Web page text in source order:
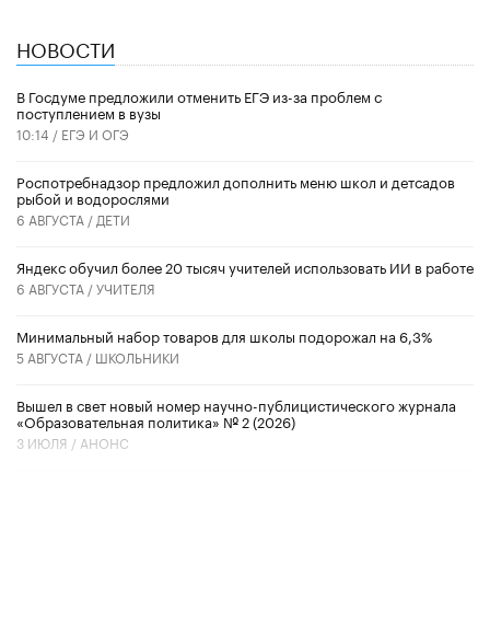
НОВОСТИ
В Госдуме предложили отменить ЕГЭ из-за проблем с
поступлением в вузы
10:14 / ЕГЭ И ОГЭ
Роспотребнадзор предложил дополнить меню школ и детсадов
рыбой и водорослями
6 АВГУСТА / ДЕТИ
​Яндекс обучил более 20 тысяч учителей использовать ИИ в работе
6 АВГУСТА /УЧИТЕЛЯ
Минимальный набор товаров для школы подорожал на 6,3%
5 АВГУСТА / ШКОЛЬНИКИ
Вышел в свет новый номер научно-публицистического журнала
«Образовательная политика» № 2 (2026)
3 ИЮЛЯ / АНОНС